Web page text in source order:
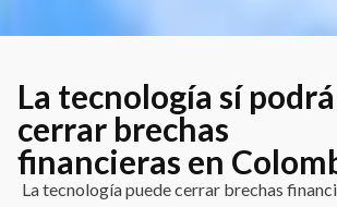
La tecnología sí podrá
cerrar brechas
financieras en
La tecnología puede cerrar brechas